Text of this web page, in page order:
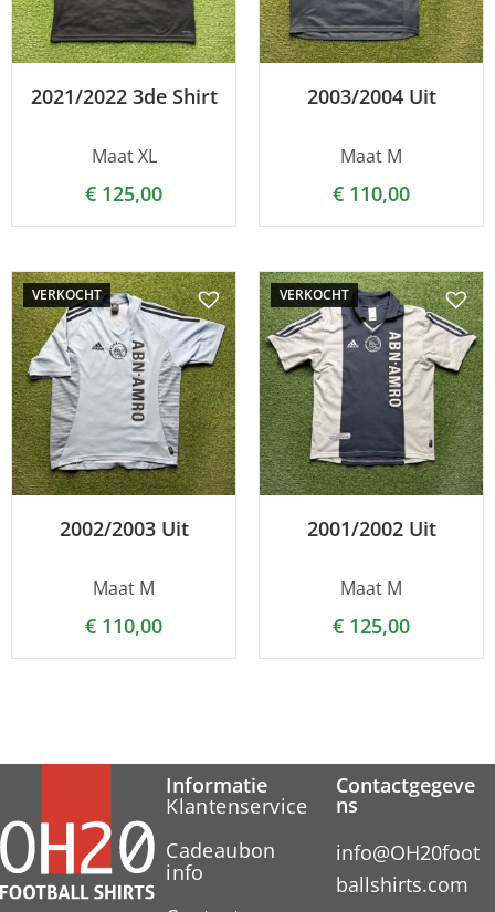
2021/2022 3de Shirt
Maat XL
€ 125,00
2003/2004 Uit
Maat M
€ 110,00
VERKOCHT
2002/2003 Uit
Maat M
€ 110,00
VERKOCHT
2001/2002 Uit
Maat M
€ 125,00
Informatie
Klantenservice
Cadeaubon
info
Contactgegeve
ns
info@OH20foot
ballshirts.com